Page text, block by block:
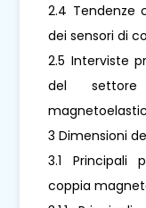
2.4 Tendenze
dei sensori di
2.5 Interviste
del
3 Dimensioni
3.1 Principali
coppia